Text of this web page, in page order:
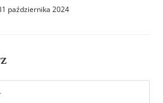
października 2024